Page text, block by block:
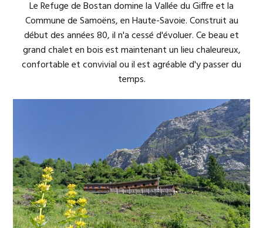
Le Refuge de Bostan domine la Vallée du Giffre et la
Commune de Samoëns, en Haute-Savoie. Construit au
début des années 80, il n'a cessé d'évoluer. Ce beau et
grand chalet en bois est maintenant un lieu chaleureux,
confortable et convivial ou il est agréable d'y passer du
temps.